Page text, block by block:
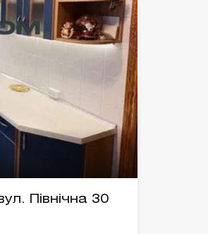
Північна 30